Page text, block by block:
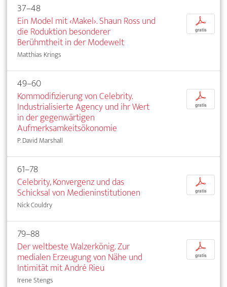
37–48
Ein Model mit ‹Makel›. Shaun Ross und
die Roduktion besonderer
Berühmtheit in der Modewelt
Matthias Krings
p
gratis
49–60
Kommodifizierung von Celebrity.
Industrialisierte Agency und ihr Wert
in der gegenwärtigen
Aufmerksamkeitsökonomie
P. David Marshall
p
gratis
61–78
Celebrity, Konvergenz und das
Schicksal von Medieninstitutionen
Nick Couldry
p
gratis
79–88
Der weltbeste Walzerkönig. Zur
medialen Erzeugung von Nähe und
Intimität mit André Rieu
Irene Stengs
p
gratis